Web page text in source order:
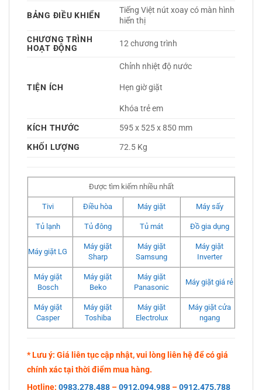
BẢNG ĐIỀU KHIỂN
Tiếng Việt nút xoay có màn hình
hiển thị
CHƯƠNG TRÌNH
HOẠT ĐỘNG
12 chương trình
TIỆN ÍCH
Chỉnh nhiệt độ nước
Hẹn giờ giặt
Khóa trẻ em
KÍCH THƯỚC
595 x 525 x 850 mm
KHỐI LƯỢNG
72.5 Kg
Được tìm kiếm nhiều nhất
Tivi Điều hòa Máy giặt Máy sấy
Tủ lạnh Tủ đông Tủ mát Đồ gia dụng
Máy giặt LG
Máy giặt
Sharp
Máy giặt
Samsung
Máy giặt
Inverter
Máy giặt
Bosch
Máy giặt
Beko
Máy giặt
Panasonic
Máy giặt giá rẻ
Máy giặt
Casper
Máy giặt
Toshiba
Máy giặt
Electrolux
Máy giặt cửa
ngang
* Lưu ý: Giá liên tục cập nhật, vui lòng liên hệ để có giá
chính xác tại thời điểm mua hàng.
Hotline: 0983.278.488 –0912.094.988 –0912.475.788